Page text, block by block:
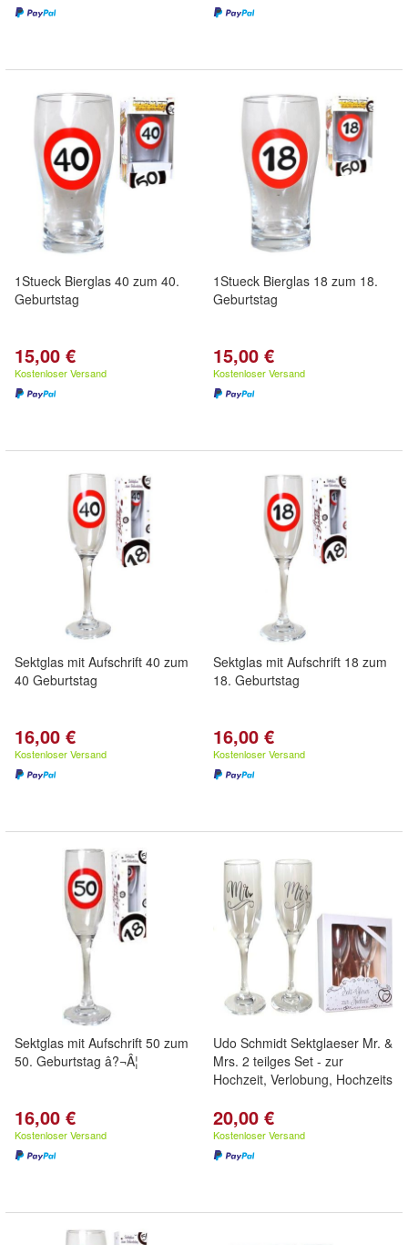
1Stueck Bierglas 40 zum 40.
Geburtstag
15,00 €
Kostenloser Versand
1Stueck Bierglas 18 zum 18.
Geburtstag
15,00 €
Kostenloser Versand
Sektglas mit Aufschrift 40 zum
40 Geburtstag
16,00 €
Kostenloser Versand
Sektglas mit Aufschrift 18 zum
18. Geburtstag
16,00 €
Kostenloser Versand
Sektglas mit Aufschrift 50 zum
50. Geburtstag â?¬Â¦
16,00 €
Kostenloser Versand
Udo Schmidt Sektglaeser Mr. &
Mrs. 2 teilges Set - zur
Hochzeit, Verlobung, Hochzeits
20,00 €
Kostenloser Versand